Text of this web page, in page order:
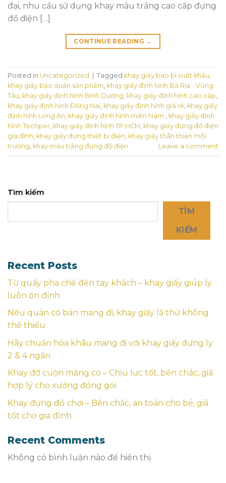
đại, nhu cầu sử dụng khay màu trắng cao cấp đựng
đồ điện […]
CONTINUE READING →
Posted in Uncategorized Tagged khay giấy bao bì xuất khẩu,
khay giấy bảo quản sản phẩm, khay giấy định hình Bà Rịa - Vũng
Tàu, khay giấy định hình Bình Dương, khay giấy định hình cao cấp,
khay giấy định hình Đồng Nai, khay giấy định hình giá rẻ, khay giấy
định hình Long An, khay giấy định hình miền Nam., khay giấy định
hình Techper, khay giấy định hình TP.HCM, khay giấy đựng đồ điện
gia đình, khay giấy đựng thiết bị điện, khay giấy thân thiện môi
trường, khay màu trắng đựng đồ điện Leave a comment
Tìm kiếm
TÌM
KIẾM
Recent Posts
Từ quầy pha chế đến tay khách – khay giấy giúp ly
luôn ổn định
Nếu quán có bán mang đi, khay giấy là thứ không
thể thiếu
Hãy chuẩn hóa khâu mang đi với khay giấy đựng ly
2 & 4 ngăn
Khay đỡ cuộn màng co – Chịu lực tốt, bền chắc, giá
hợp lý cho xưởng đóng gói
Khay đựng đồ chơi – Bền chắc, an toàn cho bé, giá
tốt cho gia đình
Recent Comments
Không có bình luận nào để hiển thị.